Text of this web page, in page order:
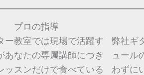
プロの指導
ー教室では現場で活躍す
あなたの専属講師につき
ッスンだけで食べている
弊社ギ
ュール
わずに